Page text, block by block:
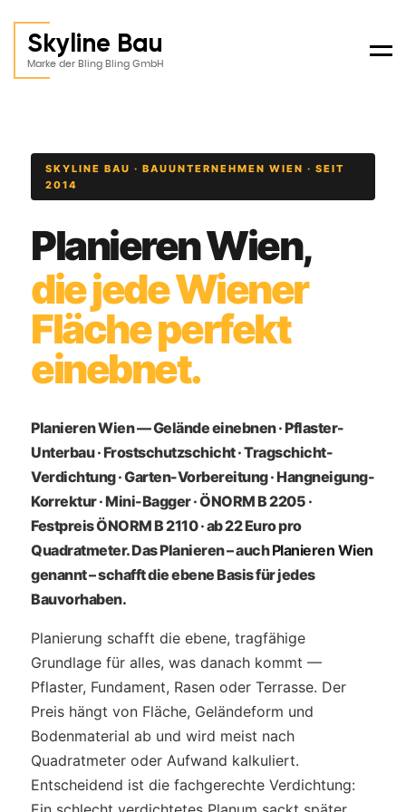
Skyline Bau
Marke der Bling Bling GmbH
SKYLINE BAU · BAUUNTERNEHMEN WIEN · SEIT
2014
Planieren Wien,
die jede Wiener
Fläche perfekt
einebnet.
Planieren Wien — Gelände einebnen · Pflaster-
Unterbau · Frostschutzschicht · Tragschicht-
Verdichtung · Garten-Vorbereitung · Hangneigung-
Korrektur · Mini-Bagger · ÖNORM B 2205 ·
Festpreis ÖNORM B 2110 · ab 22 Euro pro
Quadratmeter. Das Planieren – auchPlanieren Wien
genannt – schafft die ebene Basis für jedes
Bauvorhaben.
Planierung schafft die ebene, tragfähige
Grundlage für alles, was danach kommt —
Pflaster, Fundament, Rasen oder Terrasse. Der
Preis hängt von Fläche, Geländeform und
Bodenmaterial ab und wird meist nach
Quadratmeter oder Aufwand kalkuliert.
Entscheidend ist die fachgerechte Verdichtung: